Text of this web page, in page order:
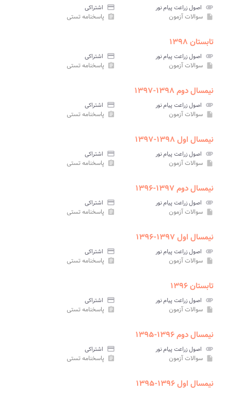
attachment اصول زراعت پیام نور credit_card اشتراکی
insert_drive_file سوالات آزمون assignment پاسخنامه تستی
تابستان ۱۳۹۸
attachment اصول زراعت پیام نور credit_card اشتراکی
insert_drive_file سوالات آزمون assignment پاسخنامه تستی
نیمسال دوم ۱۳۹۸-۱۳۹۷
attachment اصول زراعت پیام نور credit_card اشتراکی
insert_drive_file سوالات آزمون assignment پاسخنامه تستی
نیمسال اول ۱۳۹۸-۱۳۹۷
attachment اصول زراعت پیام نور credit_card اشتراکی
insert_drive_file سوالات آزمون assignment پاسخنامه تستی
نیمسال دوم ۱۳۹۷-۱۳۹۶
attachment اصول زراعت پیام نور credit_card اشتراکی
insert_drive_file سوالات آزمون assignment پاسخنامه تستی
نیمسال اول ۱۳۹۷-۱۳۹۶
attachment اصول زراعت پیام نور credit_card اشتراکی
insert_drive_file سوالات آزمون assignment پاسخنامه تستی
تابستان ۱۳۹۶
attachment اصول زراعت پیام نور credit_card اشتراکی
insert_drive_file سوالات آزمون assignment پاسخنامه تستی
نیمسال دوم ۱۳۹۶-۱۳۹۵
attachment اصول زراعت پیام نور credit_card اشتراکی
insert_drive_file سوالات آزمون assignment پاسخنامه تستی
نیمسال اول ۱۳۹۶-۱۳۹۵